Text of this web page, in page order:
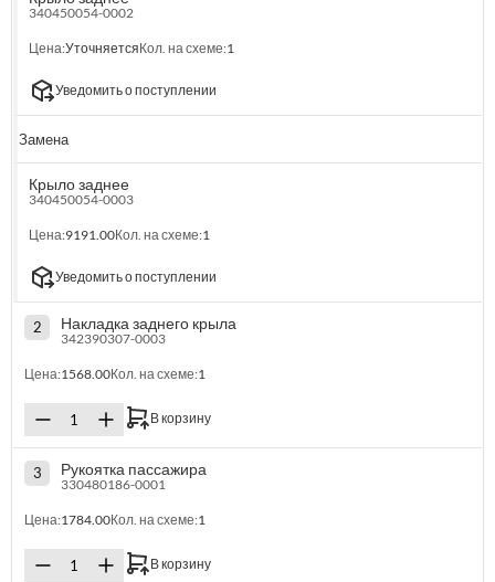
340450054-0002
Цена:УточняетсяКол. на схеме:1
Уведомить о поступлении
Замена
Крыло заднее
340450054-0003
Цена:9191.00Кол. на схеме:1
Уведомить о поступлении
2 Накладка заднего крыла
342390307-0003
Цена:1568.00Кол. на схеме:1
В корзину
3 Рукоятка пассажира
330480186-0001
Цена:1784.00Кол. на схеме:1
В корзину